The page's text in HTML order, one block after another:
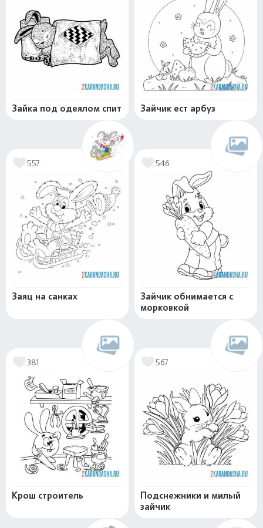
Зайка под одеялом спит Зайчик ест арбуз
557
Заяц на санках
546
Зайчик обнимается с
морковкой
381
Крош строитель
567
Подснежники и милый
зайчик